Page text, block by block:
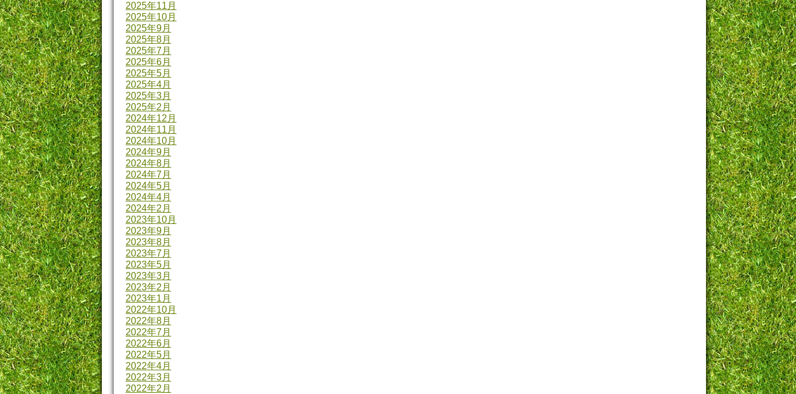
2025年11月
2025年10月
2025年9月
2025年8月
2025年7月
2025年6月
2025年5月
2025年4月
2025年3月
2025年2月
2024年12月
2024年11月
2024年10月
2024年9月
2024年8月
2024年7月
2024年5月
2024年4月
2024年2月
2023年10月
2023年9月
2023年8月
2023年7月
2023年5月
2023年3月
2023年2月
2023年1月
2022年10月
2022年8月
2022年7月
2022年6月
2022年5月
2022年4月
2022年3月
2022年2月